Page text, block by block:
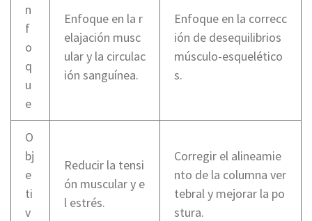
n
f
o
q
u
e
Enfoque en la r
elajación musc
ular y la circulac
ión sanguínea.
Enfoque en la correcc
ión de desequilibrios
músculo-esquelético
s.
O
bj
e
ti
v
Reducir la tensi
ón muscular y e
l estrés.
Corregir el alineamie
nto de la columna ver
tebral y mejorar la po
stura.